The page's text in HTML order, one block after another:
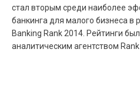
стал вторым среди наиболее
банкинга для малого бизнеса в
Banking Rank 2014. Рейтинги
аналитическим агентством Rank